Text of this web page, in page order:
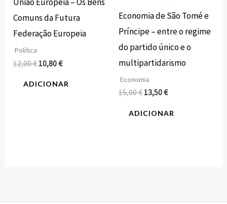
Comuns da Futura
Federação Europeia
Política
12,00€ 10,80€
ADICIONAR
Economia de São Tomé e
Príncipe – entre o regime
do partido único e o
multipartidarismo
Economia
15,00€ 13,50€
ADICIONAR